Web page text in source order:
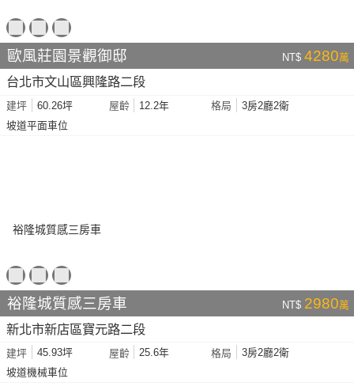
歐風莊園景觀御邸 NT$ 4280萬
台北市文山區興隆路二段
建坪 60.26坪 屋齡 12.2年 格局
3房2廳2衛
坡道平面車位
裕隆城質感三房車 NT$ 2980萬
新北市新店區寶元路二段
建坪 45.93坪 屋齡 25.6年 格局
3房2廳2衛
坡道機械車位